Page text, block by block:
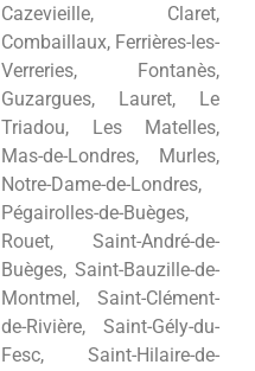
Cazevieille, Claret,
Combaillaux, Ferrières-les-
Verreries, Fontanès,
Guzargues, Lauret, Le
Triadou, Les Matelles,
Mas-de-Londres, Murles,
Notre-Dame-de-Londres,
Pégairolles-de-Buèges,
Rouet, Saint-André-de-
Buèges, Saint-Bauzille-de-
Montmel, Saint-Clément-
de-Rivière, Saint-Gély-du-
Fesc, Saint-Hilaire-de-